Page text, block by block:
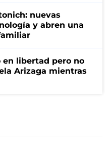
nuevas
y abren una
en libertad pero no
Arizaga mientras